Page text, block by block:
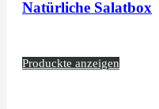
Natürliche Salatbox
Produckte anzeigen